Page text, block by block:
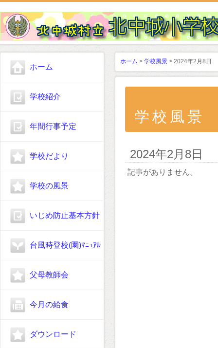
ホーム
学校紹介
年間行事予定
学校だより
学校の風景
いじめ防止基本方針
台風時登校(園)ﾏﾆｭｱﾙ
父母教師会
今月の給食
ダウンロード
ホーム > 学校風景 > 2024年2月8日
学校風景
2024年2月8日
記事がありません。